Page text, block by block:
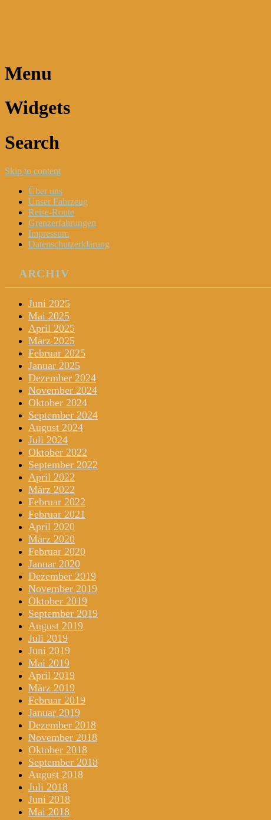
Menu
Widgets
Search
Skip to content
Über uns
Unser Fahrzeug
Reise-Route
Grenzerfahrungen
Impressum
Datenschutzerklärung
ARCHIV
Juni 2025
Mai 2025
April 2025
März 2025
Februar 2025
Januar 2025
Dezember 2024
November 2024
Oktober 2024
September 2024
August 2024
Juli 2024
Oktober 2022
September 2022
April 2022
März 2022
Februar 2022
Februar 2021
April 2020
März 2020
Februar 2020
Januar 2020
Dezember 2019
November 2019
Oktober 2019
September 2019
August 2019
Juli 2019
Juni 2019
Mai 2019
April 2019
März 2019
Februar 2019
Januar 2019
Dezember 2018
November 2018
Oktober 2018
September 2018
August 2018
Juli 2018
Juni 2018
Mai 2018